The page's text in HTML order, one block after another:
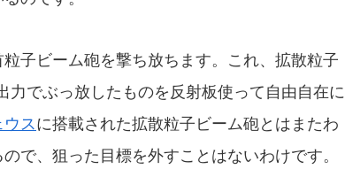
子ビーム砲を撃ち放ちます。これ、拡散粒子
でぶっ放したものを反射板使って自由自在に
スに搭載された拡散粒子ビーム砲とはまたわ
で、狙った目標を外すことはないわけです。